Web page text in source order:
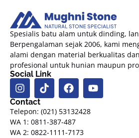
Spesialis batu alam untuk dinding,
Berpengalaman sejak 2006, kami
alami dengan material berkualitas
profesional untuk hunian maupun
Social Link
Contact
Telepon: (021) 53132428
WA 1: 0811-387-487
WA 2: 0822-1111-7173